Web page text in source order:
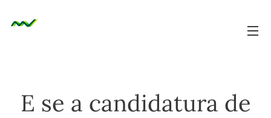
E se a candidatura de